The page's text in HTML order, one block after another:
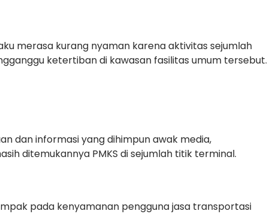
merasa kurang nyaman karena aktivitas sejumlah
ketertiban di kawasan fasilitas umum tersebut.
dan informasi yang dihimpun awak media,
ditemukannya PMKS di sejumlah titik terminal.
pada kenyamanan pengguna jasa transportasi